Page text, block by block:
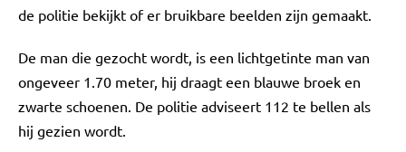
de politie bekijkt of er bruikbare beelden zijn gemaakt.
De man die gezocht wordt, is een lichtgetinte man van
ongeveer 1.70 meter, hij draagt een blauwe broek en
zwarte schoenen. De politie adviseert 112 te bellen als
hij gezien wordt.